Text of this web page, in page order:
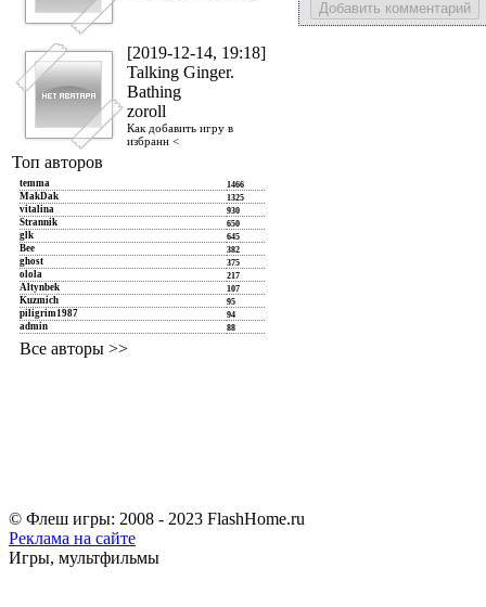
[2019-12-14, 19:18]
Talking Ginger.
Bathing
zoroll
Как добавить игру в
избранн <
Топ авторов
temma 1466
MakDak 1325
vitalina 930
Strannik 650
glk 645
Bee 382
ghost 375
olola 217
Altynbek 107
Kuzmich 95
piligrim1987 94
admin 88
Все авторы >>
© Флеш игры: 2008 - 2023 FlashHome.ru
Реклама на сайте
Игры, мультфильмы